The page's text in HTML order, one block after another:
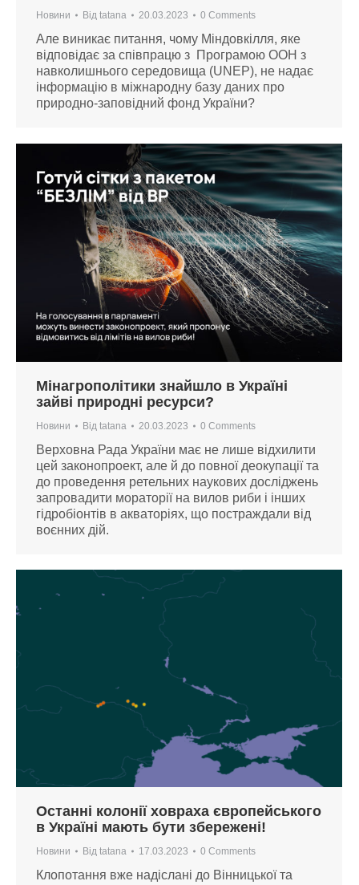
Новини Від tatana 20.03.2023 0 Comments
Але виникає питання, чому Міндовкілля, яке
відповідає за співпрацю з Програмою ООН з
навколишнього середовища (UNEP), не надає
інформацію в міжнародну базу даних про
природно-заповідний фонд України?
Мінагрополітики знайшло в Україні
зайві природні ресурси?
Новини Від tatana 20.03.2023 0 Comments
Верховна Рада України має не лише відхилити
цей законопроект, але й до повної деокупації та
до проведення ретельних наукових досліджень
запровадити мораторії на вилов риби і інших
гідробіонтів в акваторіях, що постраждали від
воєнних дій.
Останні колонії ховраха європейського
в Україні мають бути збережені!
Новини Від tatana 17.03.2023 0 Comments
Клопотання вже надіслані до Вінницької та